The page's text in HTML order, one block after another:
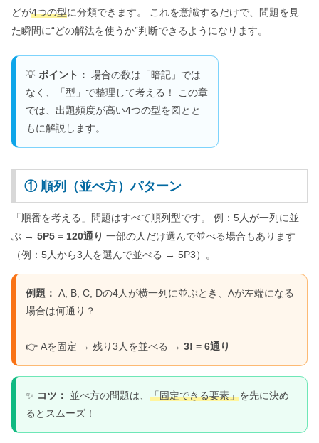
どが4つの型に分類できます。 これを意識するだけで、問題を見
た瞬間に“どの解法を使うか”判断できるようになります。
💡 ポイント： 場合の数は「暗記」では
なく、「型」で整理して考える！ この章
では、出題頻度が高い4つの型を図とと
もに解説します。
① 順列（並べ方）パターン
「順番を考える」問題はすべて順列型です。 例：5人が一列に並
ぶ → 5P5 = 120通り 一部の人だけ選んで並べる場合もあります
（例：5人から3人を選んで並べる → 5P3）。
例題： A, B, C, Dの4人が横一列に並ぶとき、Aが左端になる
場合は何通り？
👉 Aを固定 → 残り3人を並べる → 3! = 6通り
✨ コツ： 並べ方の問題は、 「固定できる要素」を先に決め
るとスムーズ！